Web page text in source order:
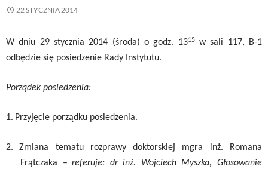
22 STYCZNIA 2014
W dniu 29 stycznia 2014 (środa) o godz. 1315w sali 117, B-1
odbędzie się posiedzenie Rady Instytutu.
Porządek posiedzenia:
1. Przyjęcie porządku posiedzenia.
2.
Zmiana tematu rozprawy doktorskiej mgra inż. Romana
Frątczaka – referuje: dr inż. Wojciech Myszka, Głosowanie